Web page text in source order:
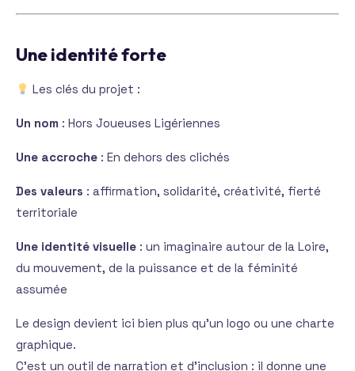
Une identité forte
Les clés du projet :
Un nom : Hors Joueuses Ligériennes
Une accroche : En dehors des clichés
Des valeurs : affirmation, solidarité, créativité, fierté
territoriale
Une identité visuelle : un imaginaire autour de la Loire,
du mouvement, de la puissance et de la féminité
assumée
Le design devient ici bien plus qu’un logo ou une charte
graphique.
C’est un outil de narration et d’inclusion : il donne une